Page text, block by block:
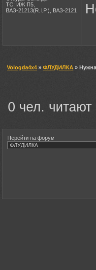
ТС: ИЖ П5,
ВАЗ-21213(R.I.P.), ВАЗ-2121
Vologda4x4 » ФЛУДИЛКА »
0 чел. читают
Перейти на форум